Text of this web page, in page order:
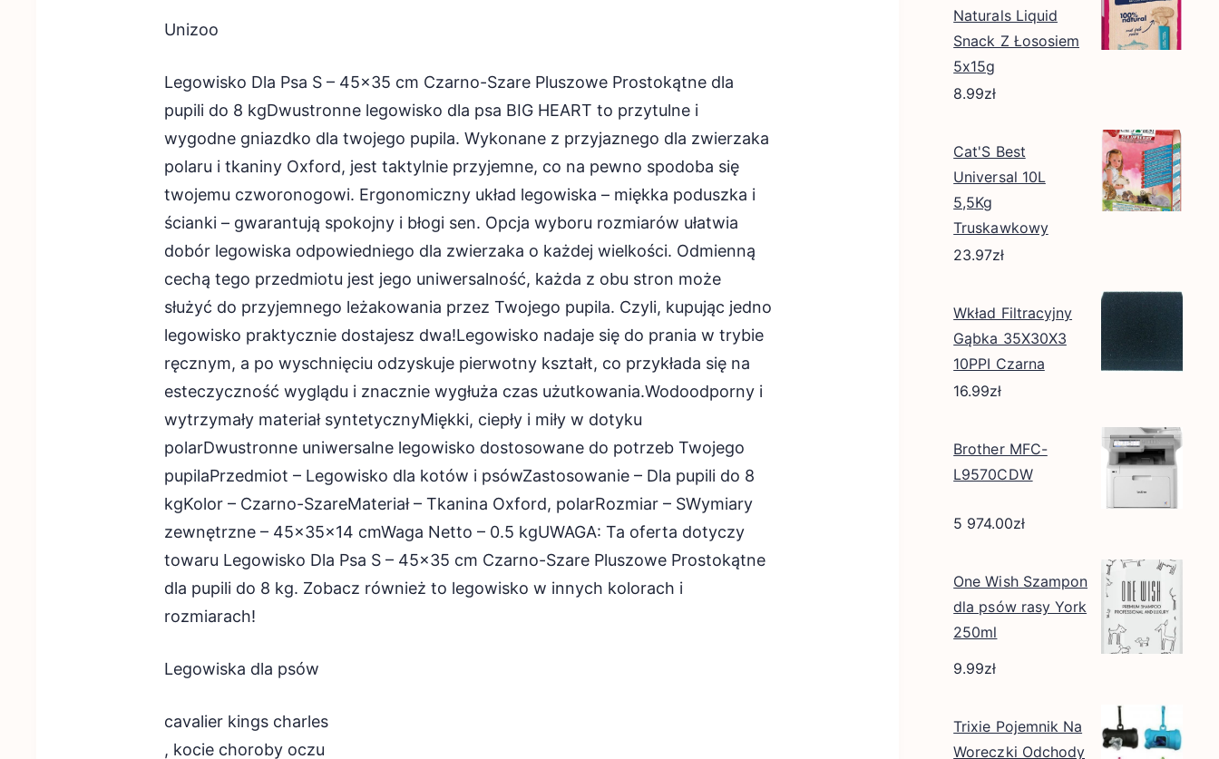
Unizoo
Legowisko Dla Psa S – 45×35 cm Czarno-Szare Pluszowe Prostokątne dla
pupili do 8 kgDwustronne legowisko dla psa BIG HEART to przytulne i
wygodne gniazdko dla twojego pupila. Wykonane z przyjaznego dla zwierzaka
polaru i tkaniny Oxford, jest taktylnie przyjemne, co na pewno spodoba się
twojemu czworonogowi. Ergonomiczny układ legowiska – miękka poduszka i
ścianki – gwarantują spokojny i błogi sen. Opcja wyboru rozmiarów ułatwia
dobór legowiska odpowiedniego dla zwierzaka o każdej wielkości. Odmienną
cechą tego przedmiotu jest jego uniwersalność, każda z obu stron może
służyć do przyjemnego leżakowania przez Twojego pupila. Czyli, kupując jedno
legowisko praktycznie dostajesz dwa!Legowisko nadaje się do prania w trybie
ręcznym, a po wyschnięciu odzyskuje pierwotny kształt, co przykłada się na
esteczyczność wyglądu i znacznie wygłuża czas użutkowania.Wodoodporny i
wytrzymały materiał syntetycznyMiękki, ciepły i miły w dotyku
polarDwustronne uniwersalne legowisko dostosowane do potrzeb Twojego
pupilaPrzedmiot – Legowisko dla kotów i psówZastosowanie – Dla pupili do 8
kgKolor – Czarno-SzareMateriał – Tkanina Oxford, polarRozmiar – SWymiary
zewnętrzne – 45x35x14 cmWaga Netto – 0.5 kgUWAGA: Ta oferta dotyczy
towaru Legowisko Dla Psa S – 45×35 cm Czarno-Szare Pluszowe Prostokątne
dla pupili do 8 kg. Zobacz również to legowisko w innych kolorach i
rozmiarach!
Legowiska dla psów
cavalier kings charles
, kocie choroby oczu
Naturals Liquid
Snack Z Łososiem
5x15g
8.99zł
Cat'S Best
Universal 10L
5,5Kg
Truskawkowy
23.97zł
Wkład Filtracyjny
Gąbka 35X30X3
10PPI Czarna
16.99zł
Brother MFC-
L9570CDW
5 974.00zł
One Wish Szampon
dla psów rasy York
250ml
9.99zł
Trixie Pojemnik Na
Woreczki Odchody